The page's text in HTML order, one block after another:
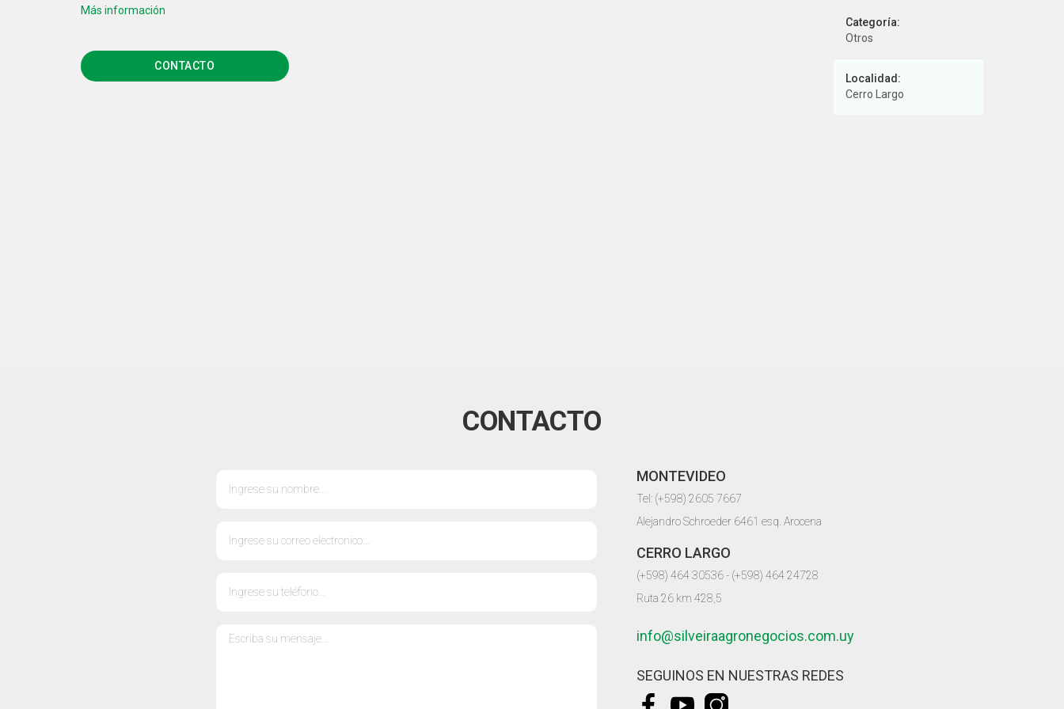
CONTACTO
Categoría:
Otros
Localidad:
Cerro Largo
CONTACTO
MONTEVIDEO
Tel: (+598) 2605 7667
Alejandro Schroeder 6461 esq. Arocena
CERRO LARGO
(+598) 464 30536 - (+598) 464 24728
Ruta 26 km 428,5
info@silveiraagronegocios.com.uy
SEGUINOS EN NUESTRAS REDES